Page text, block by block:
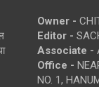
Owner -
Editor -
Associate -
Office -
NO. 1,